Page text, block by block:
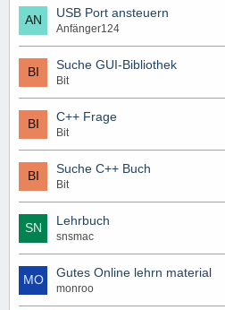
USB Port ansteuern
Anfänger124
Suche GUI-Bibliothek
Bit
C++ Frage
Bit
Suche C++ Buch
Bit
Lehrbuch
snsmac
Gutes Online lehrn material
monroo